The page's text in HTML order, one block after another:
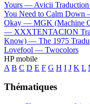
Yours — Avicii
You Need to Calm Down
Okay — MGK (Machine
— XXXTENTACION
Know) — The 1975
Lovefool — Twocolors
HP mobile
A B C D E F G H I J K L
Thématiques